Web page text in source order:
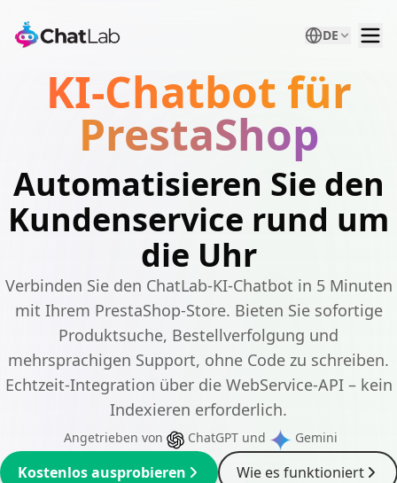
DE
KI-Chatbot für
PrestaShop
Automatisieren Sie den
Kundenservice rund um
die Uhr
Verbinden Sie den ChatLab-KI-Chatbot in 5 Minuten
mit Ihrem PrestaShop-Store. Bieten Sie sofortige
Produktsuche, Bestellverfolgung und
mehrsprachigen Support, ohne Code zu schreiben.
Echtzeit-Integration über die WebService-API – kein
Indexieren erforderlich.
Angetrieben von ChatGPT und Gemini
Kostenlos ausprobieren Wie es funktioniert